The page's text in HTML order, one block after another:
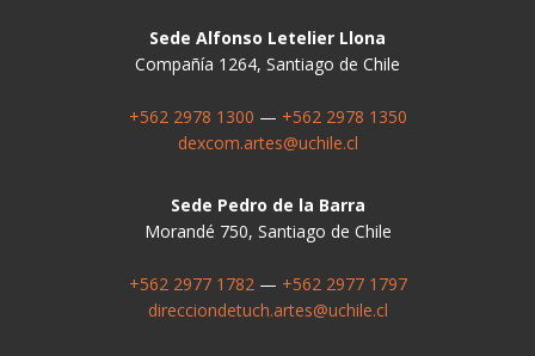
Sede Alfonso Letelier Llona
Compañía 1264, Santiago de Chile
+562 2978 1300 — +562 2978 1350
dexcom.artes@uchile.cl
Sede Pedro de la Barra
Morandé 750, Santiago de Chile
+562 2977 1782— +562 2977 1797
direcciondetuch.artes@uchile.cl